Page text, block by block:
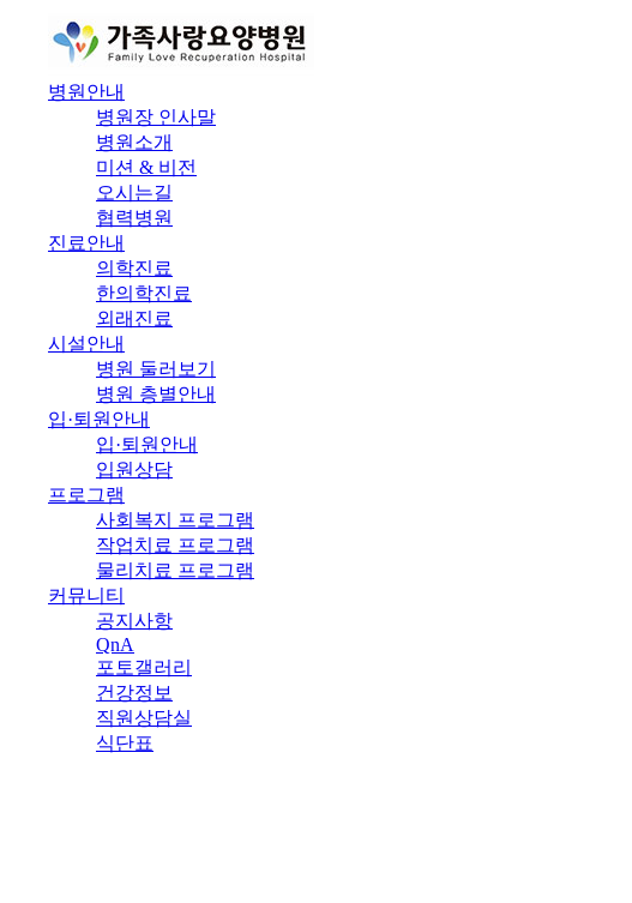
병원안내
병원장 인사말
병원소개
미션 & 비전
오시는길
협력병원
진료안내
의학진료
한의학진료
외래진료
시설안내
병원 둘러보기
병원 층별안내
입·퇴원안내
입·퇴원안내
입원상담
프로그램
사회복지 프로그램
작업치료 프로그램
물리치료 프로그램
커뮤니티
공지사항
QnA
포토갤러리
건강정보
직원상담실
식단표